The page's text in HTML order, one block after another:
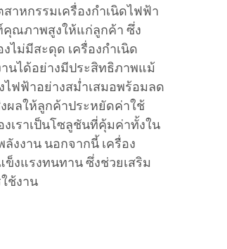
สาหกรรมเครื่องกำเนิดไฟฟ้า
ณภาพสูงให้แก่ลูกค้า ซึ่ง
ไม่มีสะดุด เครื่องกำเนิด
นได้อย่างมีประสิทธิภาพแม้
ฟฟ้าอย่างสม่ำเสมอพร้อมลด
ผลให้ลูกค้าประหยัดค่าใช้
เราเป็นโซลูชันที่คุ้มค่าทั้งใน
งงาน นอกจากนี้ เครื่อง
งแรงทนทาน ซึ่งช่วยเสริม
ช้งาน